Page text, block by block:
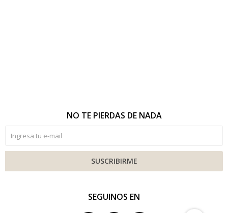
SEGUINOS EN
NO TE PIERDAS DE NADA
SUSCRIBIRME